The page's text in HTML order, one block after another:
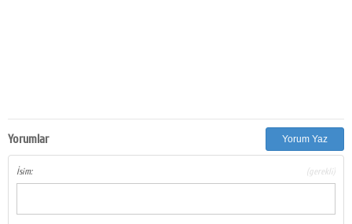
Yorumlar Yorum Yaz
İsim: (gerekli)